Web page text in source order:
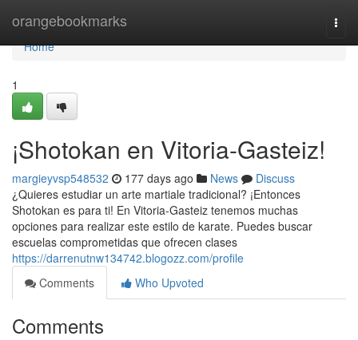
orangebookmarks
Home
Home
1
¡Shotokan en Vitoria-Gasteiz!
margieyvsp548532 177 days ago News
Discuss
¿Quieres estudiar un arte martiale tradicional? ¡Entonces
Shotokan es para ti! En Vitoria-Gasteiz tenemos muchas
opciones para realizar este estilo de karate. Puedes buscar
escuelas comprometidas que ofrecen clases
https://darrenutnw134742.blogozz.com/profile
Comments
Who Upvoted
Comments